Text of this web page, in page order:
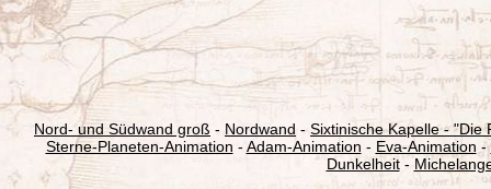
Nord- und Südwand groß - Nordwand - Sixtinische Kapelle - "Die
Sterne-Planeten-Animation - Adam-Animation - Eva-Animation -
Dunkelheit-